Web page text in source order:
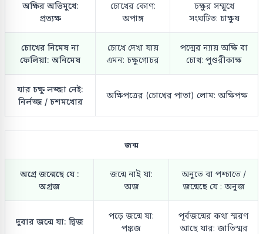
অক্ষির অভিমুখে:
প্রত্যক্ষ
চোখের কোণ:
অপাঙ্গ
চক্ষুর সম্মুখে
সংঘটিত: চাক্ষুষ
চোখের নিমেষ না
ফেলিয়া: অনিমেষ
চোখে দেখা যায়
এমন: চক্ষুগোচর
পদ্মের ন্যায় অক্ষি বা
চোখ: পুণ্ডরীকাক্ষ
যার চক্ষু লজ্জা নেই:
নির্লজ্জ / চশমখোর
অক্ষিপত্রের (চোখের পাতা) লোম: অক্ষিপক্ষ
জন্ম
অগ্রে জন্মেছে যে :
অগ্রজ
জন্মে নাই যা:
অজ
অনুতে বা পশ্চাতে /
জন্মেছে যে : অনুজ
দুবার জন্মে যা: দ্বিজ
পড়ে জন্মে যা:
পঙ্কজ
পূর্বজন্মের কথা স্মরণ
আছে যার: জাতিস্মর